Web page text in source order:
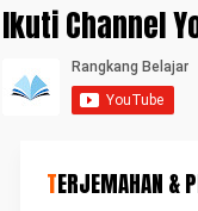
Ikuti Channel
TERJEMAHAN &